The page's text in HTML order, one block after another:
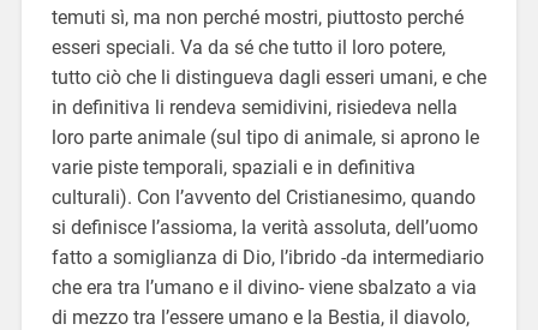
temuti sì, ma non perché mostri, piuttosto perché
esseri speciali. Va da sé che tutto il loro potere,
tutto ciò che li distingueva dagli esseri umani, e che
in definitiva li rendeva semidivini, risiedeva nella
loro parte animale (sul tipo di animale, si aprono le
varie piste temporali, spaziali e in definitiva
culturali). Con l’avvento del Cristianesimo, quando
si definisce l’assioma, la verità assoluta, dell’uomo
fatto a somiglianza di Dio, l’ibrido -da intermediario
che era tra l’umano e il divino- viene sbalzato a via
di mezzo tra l’essere umano e la Bestia, il diavolo,